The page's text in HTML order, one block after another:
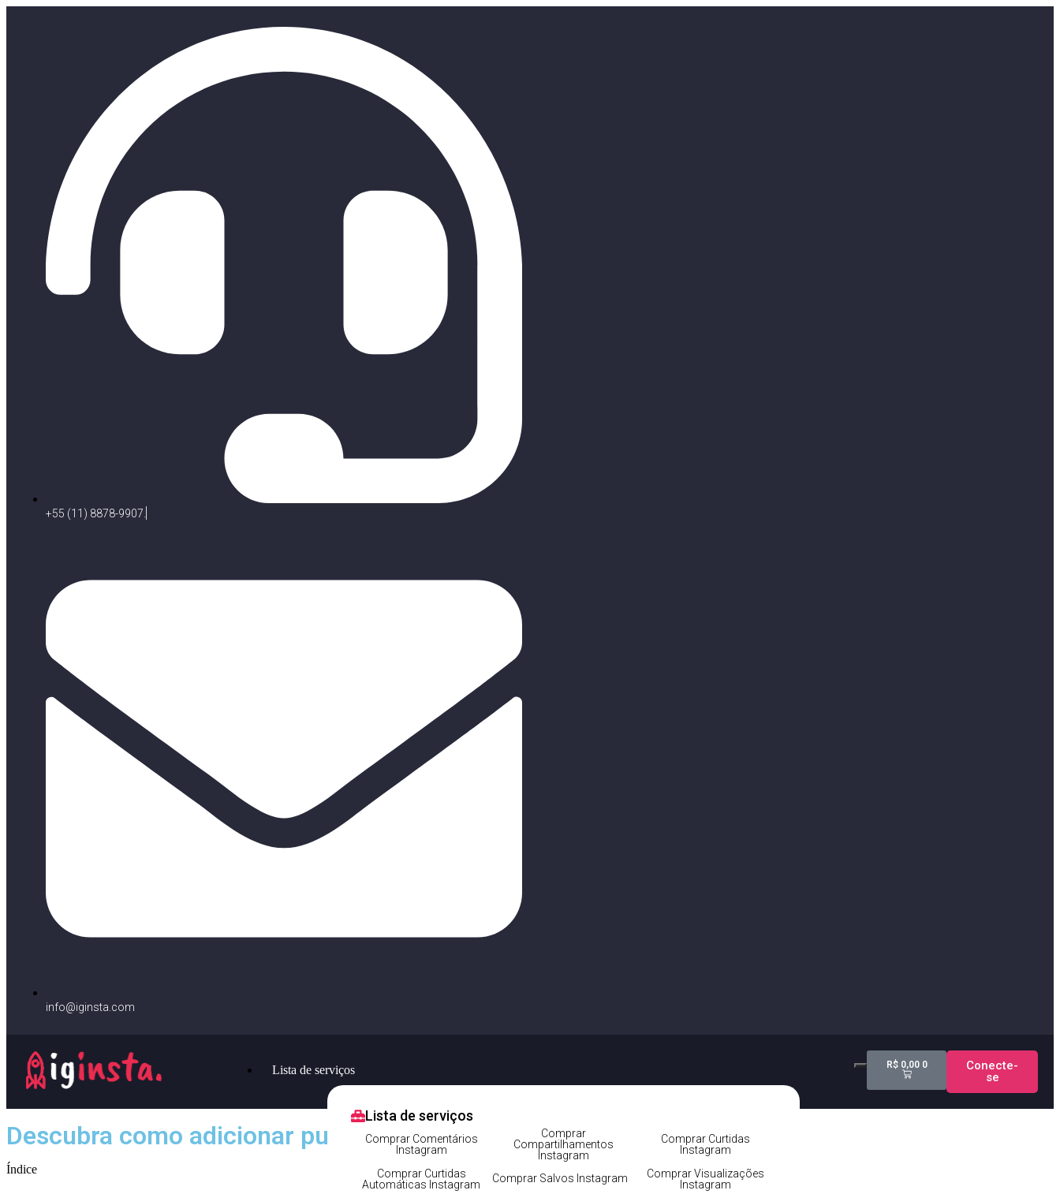
+55 (11) 8878-9907.
info@iginsta.com
Lista de serviços
Lista de serviços
Comprar Comentários
Instagram
Comprar
Compartilhamentos
Instagram
Comprar Curtidas
Instagram
Comprar Curtidas
Automáticas Instagram
Comprar Salvos Instagram
Comprar Visualizações
Instagram
R$0,00 0
Conecte-
se
Descubra como adicionar publicações de foto no Instagram pelo PC!
Índice